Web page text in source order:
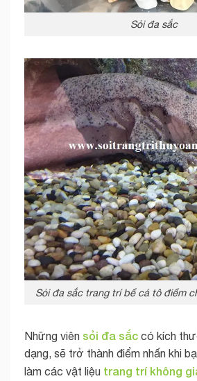
Sỏi đa sắc
Sỏi đa sắc trang trí bể cá tô điểm
Những viên sỏi đa sắc có kích
dạng, sẽ trở thành điểm nhấn khi
làm các vật liệu trang trí không